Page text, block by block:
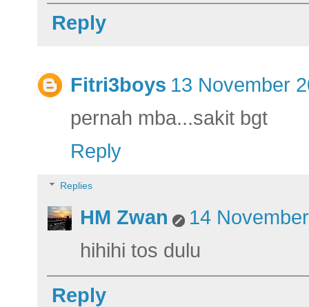
Reply
Fitri3boys 13 November
pernah mba...sakit bgt
Reply
Replies
HM Zwan
14
hihihi tos dulu
Reply